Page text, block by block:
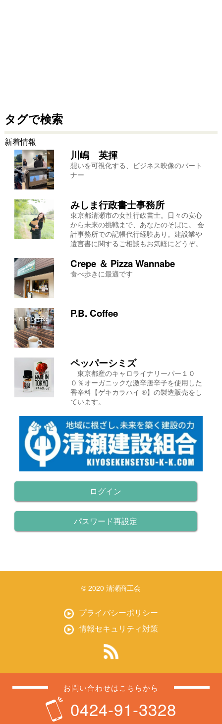
タグで検索
新着情報
川嶋 英揮
想いを可視化する、ビジネス映像のパート
ナー
みしま行政書士事務所
東京都清瀬市の女性行政書士。日々の安心
から未来の挑戦まで、あなたのそばに。 会
計事務所での記帳代行経験あり。建設業や
遺言書に関するご相談もお気軽にどうぞ。
Crepe ＆ Pizza Wannabe
食べ歩きに最適です
P.B. Coffee
ペッパーシミズ
東京都産のキャロライナリーパー１０
０％オーガニックな激辛唐辛子を使用した
香辛料【ゲキカラハイ ®】の製造販売をし
ています。
ログイン
パスワード再設定
© 2020 清瀬商工会
プライバシーポリシー
情報セキュリティ対策
お問い合わせはこちらから
0424-91-3328